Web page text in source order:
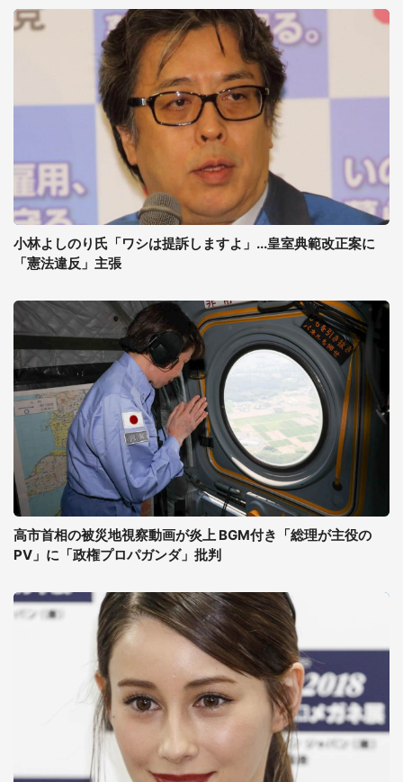
小林よしのり氏「ワシは提訴しますよ」...皇室典範改正案に
「憲法違反」主張
高市首相の被災地視察動画が炎上 BGM付き「総理が主役の
PV」に「政権プロパガンダ」批判